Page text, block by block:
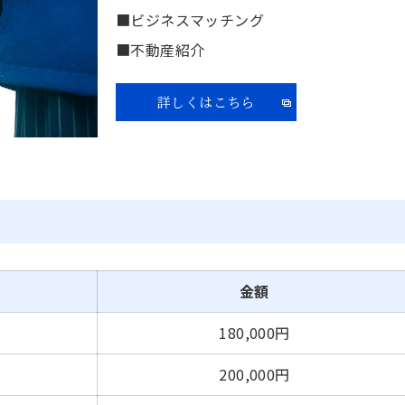
■ビジネスマッチング
■不動産紹介
詳しくはこちら
金額
180,000円
200,000円